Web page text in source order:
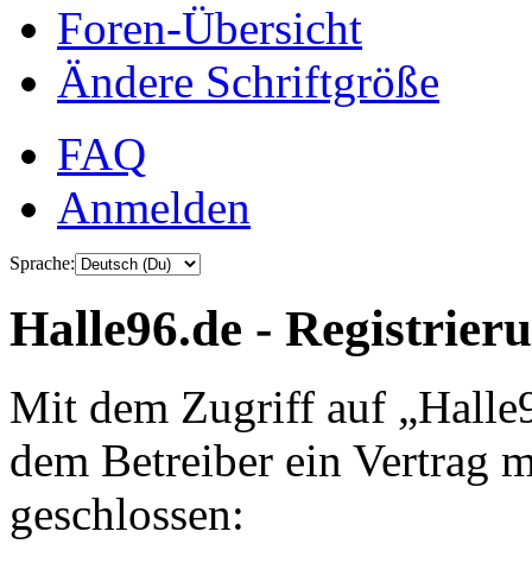
Foren-Übersicht
Ändere Schriftgröße
FAQ
Anmelden
Sprache:
Halle96.de -
Mit dem Zugriff auf
dem Betreiber ein Vertrag
geschlossen: